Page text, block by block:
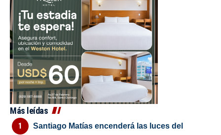
Más leídas
Santiago Matías encenderá las luces del